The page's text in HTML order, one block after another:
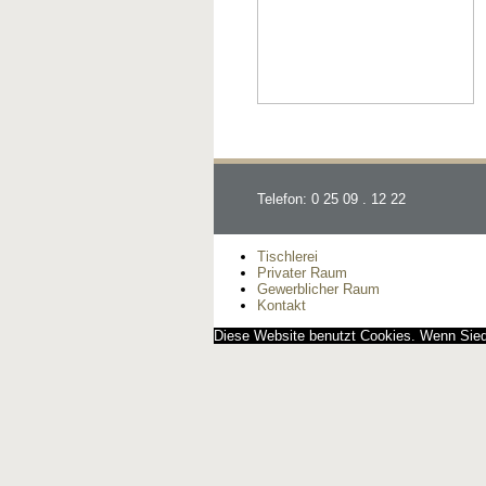
Telefon: 0 25 09 . 12 22
Tischlerei
Privater Raum
Gewerblicher Raum
Kontakt
Diese Website benutzt Cookies. Wenn